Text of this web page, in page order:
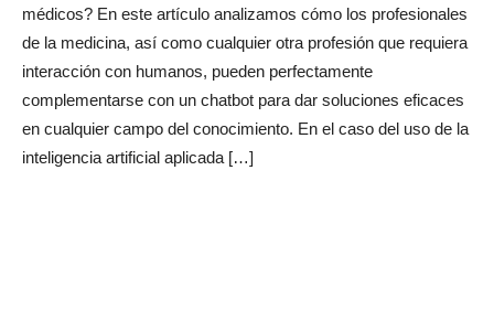
médicos? En este artículo analizamos cómo los profesionales
de la medicina, así como cualquier otra profesión que requiera
interacción con humanos, pueden perfectamente
complementarse con un chatbot para dar soluciones eficaces
en cualquier campo del conocimiento. En el caso del uso de la
inteligencia artificial aplicada […]